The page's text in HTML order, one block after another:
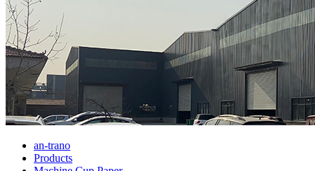
an-trano
Products